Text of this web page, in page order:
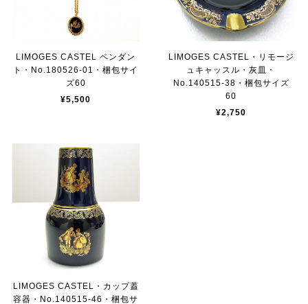
LIMOGES CASTEL ペンダン
ト・No.180526-01・梱包サイ
ズ60
¥5,500
LIMOGES CASTEL・リモージ
ュキャッスル・灰皿・
No.140515-38・梱包サイズ
60
¥2,750
LIMOGES CASTEL・カップ蓋
容器・No.140515-46・梱包サ